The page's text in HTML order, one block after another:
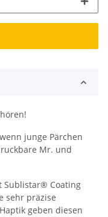
junge Pärchen
Mr. und
Sublistar® Coating
sehr präzise
geben diesen